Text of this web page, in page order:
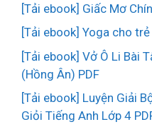
[Tải ebook] Giấc Mơ
[Tải ebook] Yoga cho trẻ
[Tải ebook] Vở Ô Li Bài
(Hồng Ân) PDF
[Tải ebook] Luyện Giải
Giỏi Tiếng Anh Lớp 4